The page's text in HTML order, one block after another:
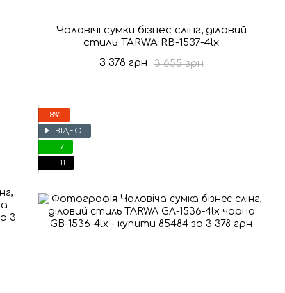
Чоловічі сумки бізнес слінг, діловий
стиль TARWA RB-1537-4lx
3 655 грн
3 378 грн
−8%
ВІДЕО
7
11